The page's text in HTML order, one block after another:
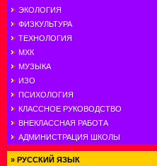
ЭКОЛОГИЯ
ФИЗКУЛЬТУРА
ТЕХНОЛОГИЯ
МХК
МУЗЫКА
ИЗО
ПСИХОЛОГИЯ
КЛАССНОЕ РУКОВОДСТВО
ВНЕКЛАССНАЯ РАБОТА
АДМИНИСТРАЦИЯ ШКОЛЫ
» РУССКИЙ ЯЗЫК